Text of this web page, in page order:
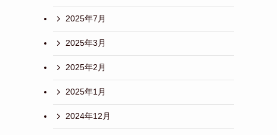
2025年7月
2025年3月
2025年2月
2025年1月
2024年12月